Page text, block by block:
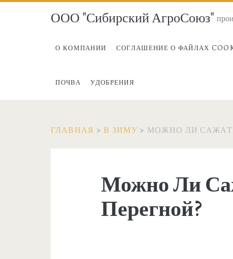
ООО "Сибирский АгроСоюз"
О КОМПАНИИ СОГЛАШЕНИЕ О ФАЙЛАХ
ПОЧВА УДОБРЕНИЯ
ГЛАВНАЯ > В ЗИМУ > МОЖНО ЛИ
Можно Ли
Перегной?